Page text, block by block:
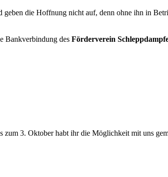
die Hoffnung nicht auf, denn ohne ihn in
Bankverbindung des Förderverein
zum 3. Oktober habt ihr die Möglichkeit mit uns